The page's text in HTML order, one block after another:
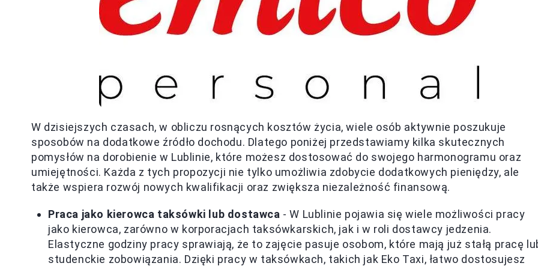
W dzisiejszych czasach, w obliczu rosnących kosztów życia, wiele osób aktywnie poszukuje
sposobów na dodatkowe źródło dochodu. Dlatego poniżej przedstawiamy kilka skutecznych
pomysłów na dorobienie w Lublinie, które możesz dostosować do swojego harmonogramu oraz
umiejętności. Każda z tych propozycji nie tylko umożliwia zdobycie dodatkowych pieniędzy, ale
także wspiera rozwój nowych kwalifikacji oraz zwiększa niezależność finansową.
Praca jako kierowca taksówki lub dostawca - W Lublinie pojawia się wiele możliwości pracy
jako kierowca, zarówno w korporacjach taksówkarskich, jak i w roli dostawcy jedzenia.
Elastyczne godziny pracy sprawiają, że to zajęcie pasuje osobom, które mają już stałą pracę
studenckie zobowiązania. Dzięki pracy w taksówkach, takich jak Eko Taxi, łatwo dostosujesz